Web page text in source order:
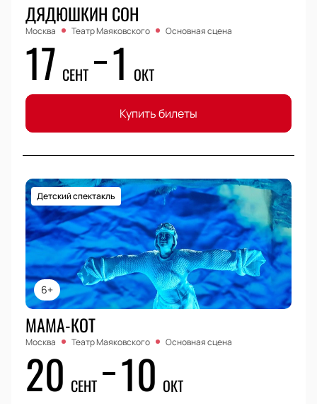
ДЯДЮШКИН СОН
Москва Театр Маяковского Основная сцена
17 СЕНТ 1 ОКТ
Купить билеты
6+
Детский спектакль
МАМА-КОТ
Москва Театр Маяковского Основная сцена
20 СЕНТ 10 ОКТ